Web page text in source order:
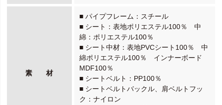
素 材
■ パイプフレーム：スチール
■ シート：表地ポリエステル100％ 中
綿：ポリエステル100％
■ シート中材：表地PVCシート100％ 中
綿ポリエステル100％ インナーボード
MDF100％
■ シートベルト：PP100％
■ シートベルトバックル、肩ベルトフッ
ク：ナイロン